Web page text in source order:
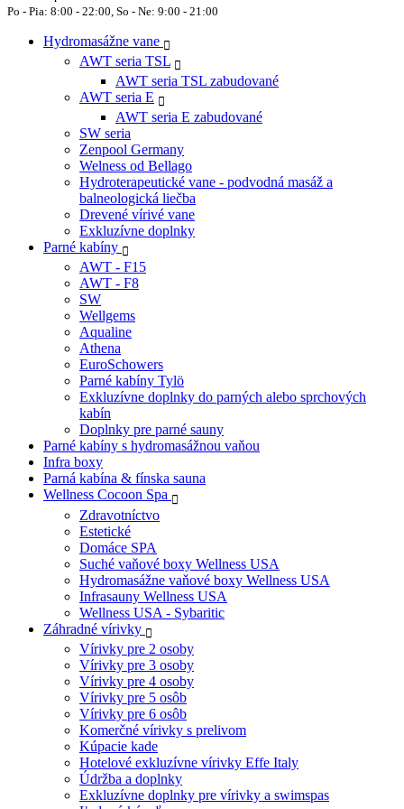
Po - Pia: 8:00 - 22:00, So - Ne: 9:00 - 21:00
Hydromasážne vane
AWT seria TSL
AWT seria TSL zabudované
AWT seria E
AWT seria E zabudované
SW seria
Zenpool Germany
Welness od Bellago
Hydroterapeutické vane - podvodná masáž a
balneologická liečba
Drevené vírivé vane
Exkluzívne doplnky
Parné kabíny
AWT - F15
AWT - F8
SW
Wellgems
Aqualine
Athena
EuroSchowers
Parné kabíny Tylö
Exkluzívne doplnky do parných alebo sprchových
kabín
Doplnky pre parné sauny
Parné kabíny s hydromasážnou vaňou
Infra boxy
Parná kabína & fínska sauna
Wellness Cocoon Spa
Zdravotníctvo
Estetické
Domáce SPA
Suché vaňové boxy Wellness USA
Hydromasážne vaňové boxy Wellness USA
Infrasauny Wellness USA
Wellness USA - Sybaritic
Záhradné vírivky
Vírivky pre 2 osoby
Vírivky pre 3 osoby
Vírivky pre 4 osoby
Vírivky pre 5 osôb
Vírivky pre 6 osôb
Komerčné vírivky s prelivom
Kúpacie kade
Hotelové exkluzívne vírivky Effe Italy
Údržba a doplnky
Exkluzívne doplnky pre vírivky a swimspas